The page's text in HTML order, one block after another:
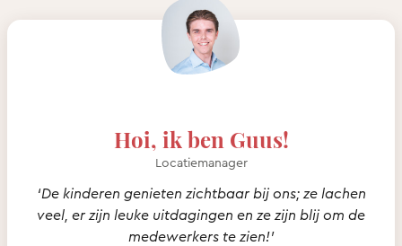
Hoi, ik ben Guus!
Locatiemanager
‘De kinderen genieten zichtbaar bij ons; ze lachen
veel, er zijn leuke uitdagingen en ze zijn blij om de
medewerkers te zien!’